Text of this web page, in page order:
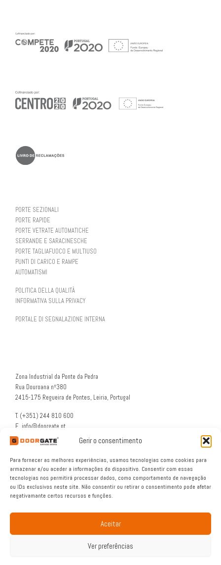
Gerir o consentimento
Para fornecer as melhores experiências, usamos tecnologias como cookies para
armazenar e/ou aceder a informações do dispositivo. Consentir com essas
tecnologias nos permitirá processar dados, como comportamento de navegação
ou IDs exclusivos neste site. Não consentir ou retirar o consentimento pode afetar
negativamante certos recursos e funções.
Aceitar
Ver preferências
PORTE SEZIONALI
PORTE RAPIDE
PORTE VETRATE AUTOMATICHE
SERRANDE E SARACINESCHE
PORTE TAGLIAFUOCO E MULTIUSO
PUNTI DI CARICO E RAMPE
AUTOMATISMI
POLITICA DELLA QUALITÀ
INFORMATIVA SULLA PRIVACY
PORTALE DI SEGNALAZIONE INTERNA
Zona Industrial da Ponte da Pedra
Rua Douroana nº380
2415-175 Regueira de Pontes, Leiria, Portugal
T. (+351) 244 810 600
E. info@doorgate.pt
G. 39° 47 36 N 8° 49 46 W
© 2026DOORGATE®– Tutti i diritti riservati